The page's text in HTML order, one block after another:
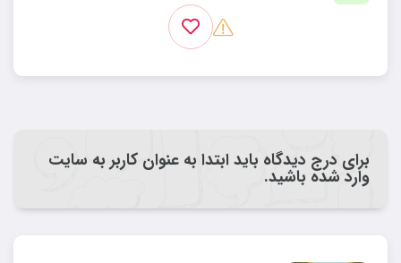
برای درج دیدگاه باید ابتدا به عنوان کاربر به سایت
وارد شده باشید.